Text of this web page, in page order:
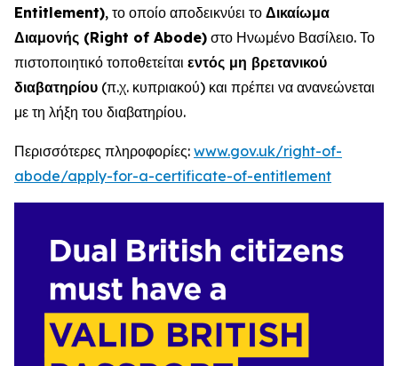
Entitlement), το οποίο αποδεικνύει το Δικαίωμα
Διαμονής (Right of Abode) στο Ηνωμένο Βασίλειο. Το
πιστοποιητικό τοποθετείται εντός μη βρετανικού
διαβατηρίου (π.χ. κυπριακού) και πρέπει να ανανεώνεται
με τη λήξη του διαβατηρίου.
Περισσότερες πληροφορίες: www.gov.uk/right-of-
abode/apply-for-a-certificate-of-entitlement